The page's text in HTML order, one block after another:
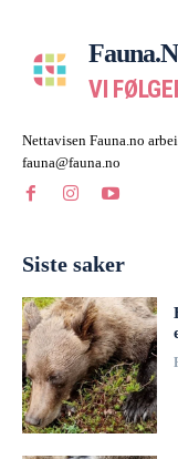
VI
Nettavisen Fauna.no
fauna@fauna.no
Siste saker